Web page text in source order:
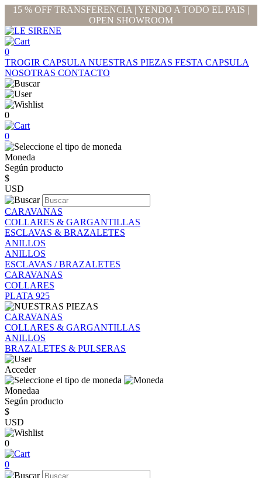
15 % OFF TRANSFERENCIA | YENDO A TODO EL PAIS |
OPEN SHOWROOM
0
TROGIR CAPSULA NUESTRAS PIEZAS FESTA CAPSULA
NOSOTRAS CONTACTO
0
0
Moneda
Según producto
$
USD
CARAVANAS
COLLARES & GARGANTILLAS
ESCLAVAS & BRAZALETES
ANILLOS
ANILLOS
ESCLAVAS / BRAZALETES
CARAVANAS
COLLARES
PLATA 925
CARAVANAS
COLLARES & GARGANTILLAS
ANILLOS
BRAZALETES & PULSERAS
Acceder
Monedaa
Según producto
$
USD
0
0